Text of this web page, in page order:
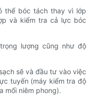
thể bóc tách thay vì lớp
và kiểm tra cả lực bóc
lượng cũng như độ
sẽ và đầu tư vào việc
tuyến (máy kiểm tra độ
mối niêm phong).